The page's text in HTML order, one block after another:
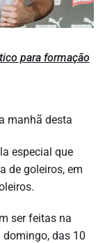
para formação
manhã desta
especial que
de goleiros, em
ser feitas na
domingo, das 10